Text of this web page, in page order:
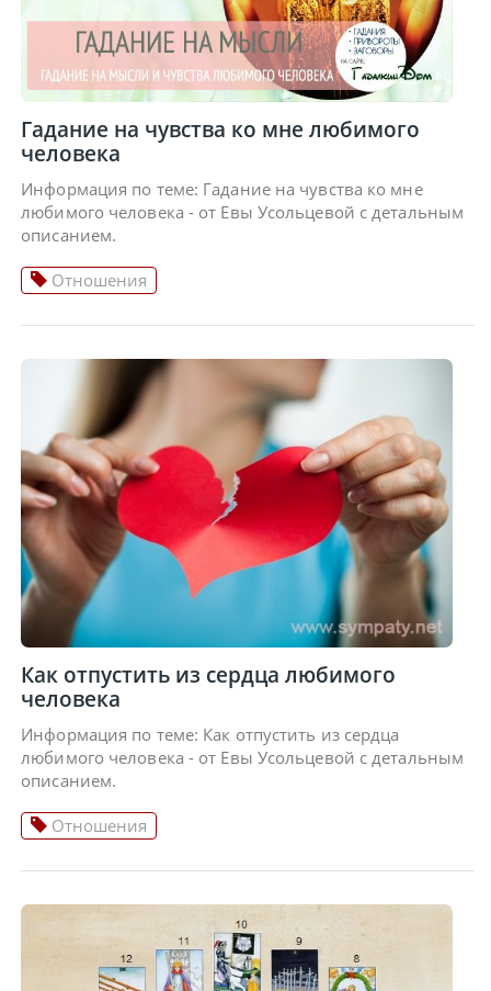
Гадание на чувства ко мне любимого
человека
Информация по теме: Гадание на чувства ко мне
любимого человека - от Евы Усольцевой с детальным
описанием.
Отношения
Как отпустить из сердца любимого
человека
Информация по теме: Как отпустить из сердца
любимого человека - от Евы Усольцевой с детальным
описанием.
Отношения